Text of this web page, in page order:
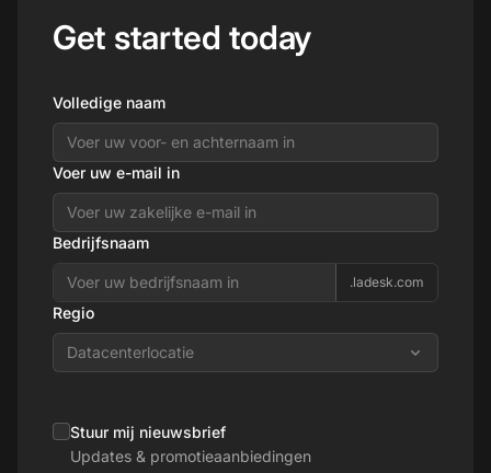
Get started today
Volledige naam
Voer uw e-mail in
Bedrijfsnaam
.ladesk.com
Regio
Datacenterlocatie
Stuur mij nieuwsbrief
Updates & promotieaanbiedingen